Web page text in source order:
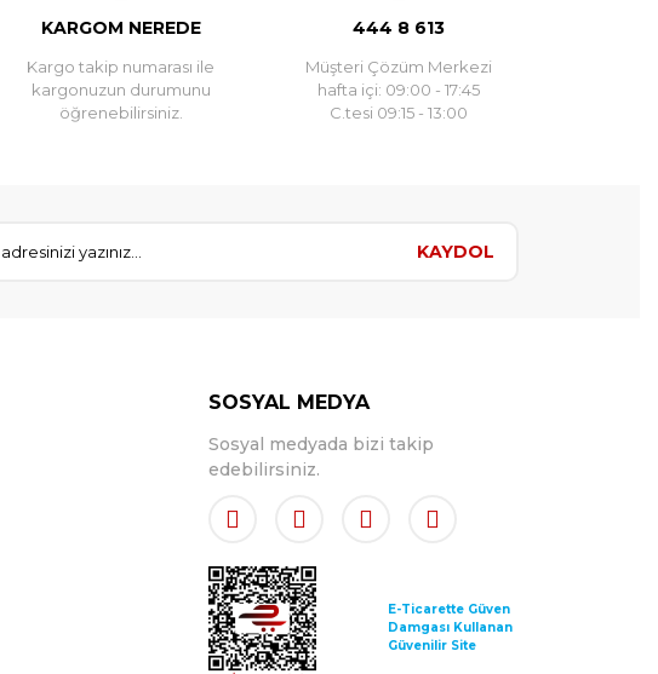
KARGOM NEREDE
Kargo takip numarası ile
kargonuzun durumunu
öğrenebilirsiniz.
444 8 613
Müşteri Çözüm Merkezi
hafta içi: 09:00 - 17:45
C.tesi 09:15 - 13:00
KAYDOL
SOSYAL MEDYA
Sosyal medyada bizi takip
edebilirsiniz.
E-Ticarette Güven
Damgası Kullanan
Güvenilir Site